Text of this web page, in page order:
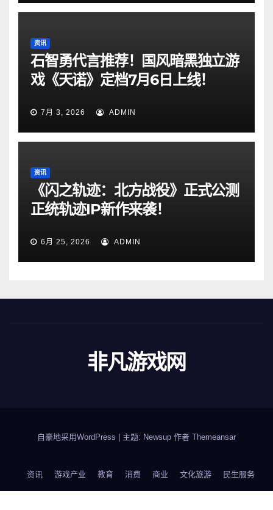
资讯
石智勇代言推荐！国风暗黑独立游
戏《天诺》定档7月6日上线！
7月 3, 2026 ADMIN
资讯
《闪之轨迹：北方战役》正式公测
正统轨迹IP新作来袭！
6月 25, 2026 ADMIN
非凡游戏网
自豪地采用WordPress 主题: Newsup 作者 Themeansar
资讯 游戏产业 教育 消费 商业 文化旅游 民生服务